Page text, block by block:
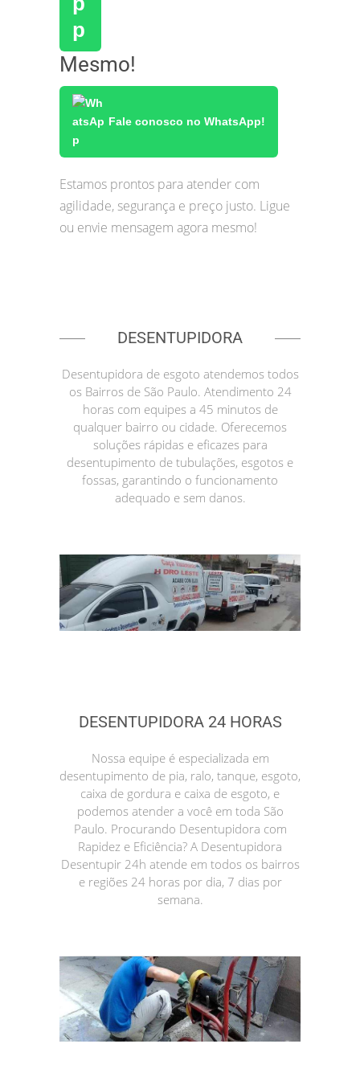
Mesmo!
Fale conosco no WhatsApp!
Estamos prontos para atender com
agilidade, segurança e preço justo. Ligue
ou envie mensagem agora mesmo!
DESENTUPIDORA
Desentupidora de esgoto atendemos todos
os Bairros de São Paulo. Atendimento 24
horas com equipes a 45 minutos de
qualquer bairro ou cidade. Oferecemos
soluções rápidas e eficazes para
desentupimento de tubulações, esgotos e
fossas, garantindo o funcionamento
adequado e sem danos.
DESENTUPIDORA 24 HORAS
Nossa equipe é especializada em
desentupimento de pia, ralo, tanque, esgoto,
caixa de gordura e caixa de esgoto, e
podemos atender a você em toda São
Paulo. Procurando Desentupidora com
Rapidez e Eficiência? A Desentupidora
Desentupir 24h atende em todos os bairros
e regiões 24 horas por dia, 7 dias por
semana.